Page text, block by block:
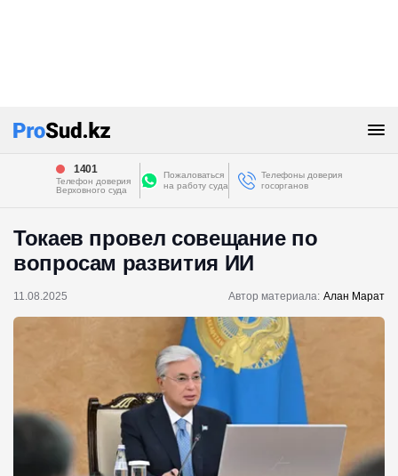
1401
Телефон доверия
Верховного суда
Пожаловаться
на работу суда
Телефоны доверия
госорганов
Токаев провел совещание по
вопросам развития ИИ
11.08.2025 Автор материала: Алан Марат